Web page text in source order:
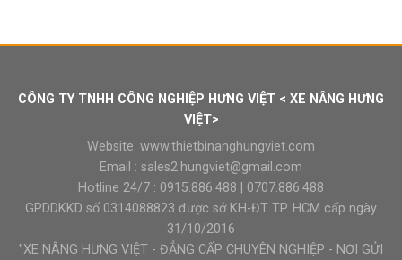
CÔNG TY TNHH CÔNG NGHIỆP HƯNG VIỆT < XE NÂNG HƯNG
VIỆT>
Website: www.thietbinanghungviet.com
Email : sales2.hungviet@gmail.com
Hotline 24/7 : 0915.886.488
0707.886.488
GPDDKKD số 0314088823 được sở KH-ĐT TP. HCM cấp ngày
31/10/2016
"XE NÂNG HƯNG VIỆT - ĐẲNG CẤP CHUYÊN NGHIỆP - NƠI GỬI